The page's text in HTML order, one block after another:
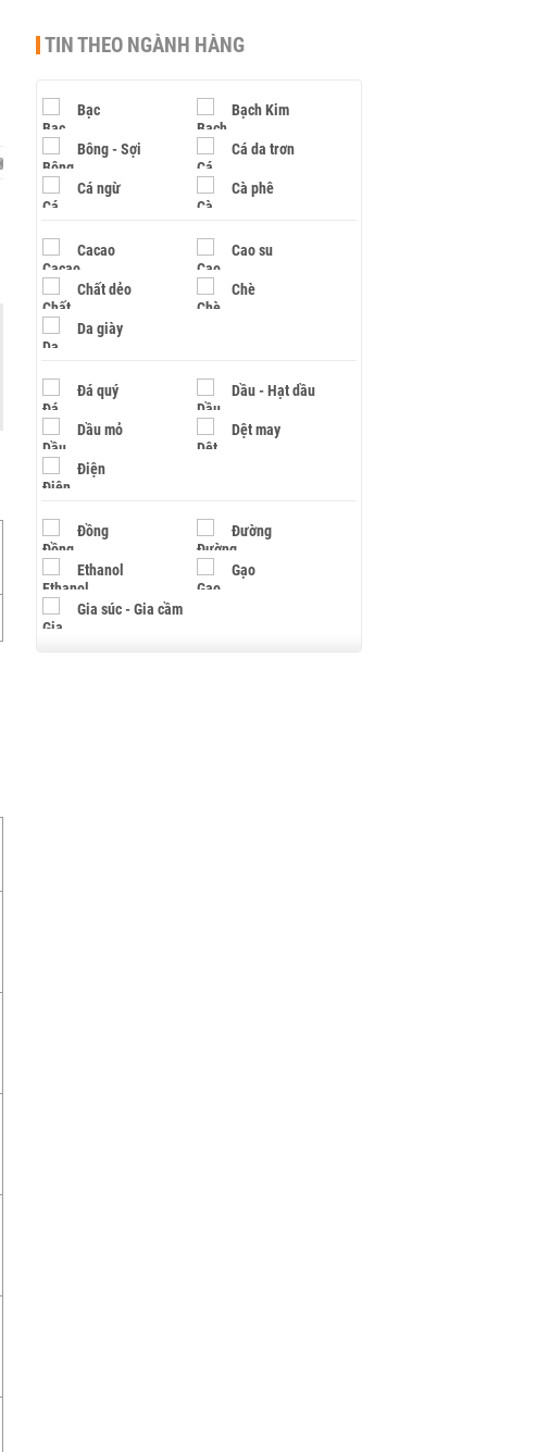
TIN THEO NGÀNH HÀNG
Bạc Bạch Kim
Bông - Sợi Cá da trơn
Cá ngừ Cà phê
Cacao Cao su
Chất dẻo Chè
Da giày
Đá quý Dầu - Hạt dầu
Dầu mỏ Dệt may
Điện
Đồng Đường
Ethanol Gạo
Gia súc - Gia cầm